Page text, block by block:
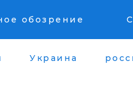
обозрение
Украина